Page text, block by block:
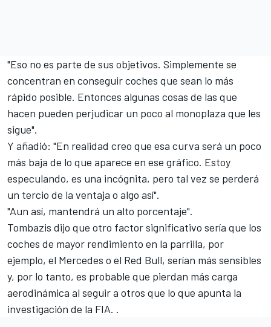
"Eso no es parte de sus objetivos. Simplemente se
concentran en conseguir coches que sean lo más
rápido posible. Entonces algunas cosas de las que
hacen pueden perjudicar un poco al monoplaza que les
sigue".
Y añadió: "En realidad creo que esa curva será un poco
más baja de lo que aparece en ese gráfico. Estoy
especulando, es una incógnita, pero tal vez se perderá
un tercio de la ventaja o algo así".
"Aun así, mantendrá un alto porcentaje".
Tombazis dijo que otro factor significativo sería que los
coches de mayor rendimiento en la parrilla, por
ejemplo, el Mercedes o el Red Bull, serían más sensibles
y, por lo tanto, es probable que pierdan más carga
aerodinámica al seguir a otros que lo que apunta la
investigación de la FIA. .